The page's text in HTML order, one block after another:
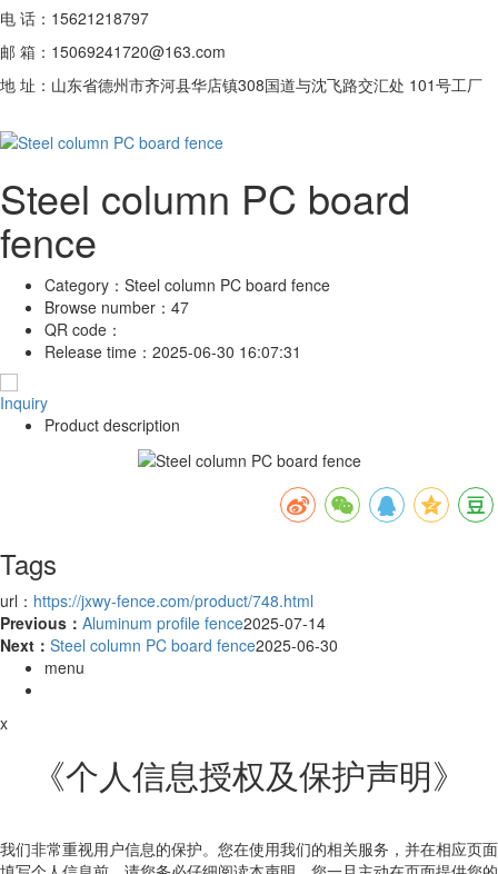
电 话：15621218797
邮 箱：15069241720@163.com
地 址：山东省德州市齐河县华店镇308国道与沈飞路交汇处 101号工厂
Steel column PC board
fence
Category： Steel column PC board fence
Browse number： 47
QR code：
Release time： 2025-06-30 16:07:31
Inquiry
Product description
Tags
url： https://jxwy-fence.com/product/748.html
Previous： Aluminum profile fence2025-07-14
Next： Steel column PC board fence2025-06-30
menu
x
《个人信息授权及保护声明》
我们非常重视用户信息的保护。您在使用我们的相关服务，并在相应页面